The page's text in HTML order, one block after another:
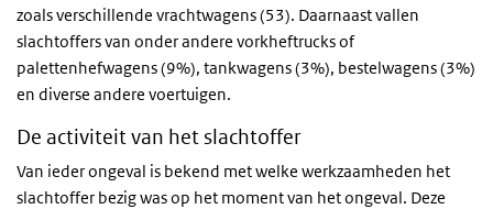
zoals verschillende vrachtwagens (53). Daarnaast vallen
slachtoffers van onder andere vorkheftrucks of
palettenhefwagens (9%), tankwagens (3%), bestelwagens (3%)
en diverse andere voertuigen.
De activiteit van het slachtoffer
Van ieder ongeval is bekend met welke werkzaamheden het
slachtoffer bezig was op het moment van het ongeval. Deze